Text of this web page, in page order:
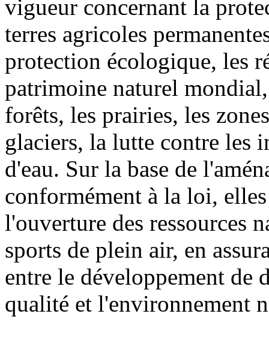
vigueur concernant la
terres agricoles
protection écologique, les
patrimoine naturel
forêts, les prairies, les
glaciers, la lutte contre les
d'eau. Sur la base de
conformément à la loi,
l'ouverture des ressources
sports de plein air, en
entre le développement de
qualité et l'environnement